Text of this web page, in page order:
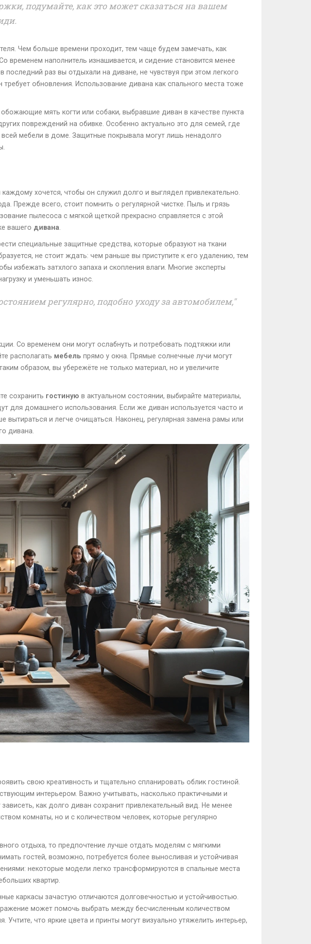
подумайте, как это может сказаться на вашем
Чем больше времени проходит, тем чаще будем замечать, как
временем наполнитель изнашивается, и сидение становится менее
раз вы отдыхали на диване, не чувствуя при этом легкого
обновления. Использование дивана как спального места тоже
мять когти или собаки, выбравшие диван в качестве пункта
повреждений на обивке. Особенно актуально это для семей, где
мебели в доме. Защитные покрывала могут лишь ненадолго
хочется, чтобы он служил долго и выглядел привлекательно.
Прежде всего, стоит помнить о регулярной чистке. Пыль и грязь
пылесоса с мягкой щеткой прекрасно справляется с этой
вашего дивана.
специальные защитные средства, которые образуют на ткани
не стоит ждать: чем раньше вы приступите к его удалению, тем
избежать затхлого запаха и скопления влаги. Многие эксперты
и уменьшать износ.
регулярно, подобно уходу за автомобилем,"
Со временем они могут ослабнуть и потребовать подтяжки или
располагать мебель прямо у окна. Прямые солнечные лучи могут
образом, вы убережёте не только материал, но и увеличите
сохранить гостиную в актуальном состоянии, выбирайте материалы,
для домашнего использования. Если же диван используется часто и
и легче очищаться. Наконец, регулярная замена рамы или
дивана.
свою креативность и тщательно спланировать облик гостиной.
интерьером. Важно учитывать, насколько практичными и
как долго диван сохранит привлекательный вид. Не менее
комнаты, но и с количеством человек, которые регулярно
отдыха, то предпочтение лучше отдать моделям с мягкими
гостей, возможно, потребуется более выносливая и устойчивая
некоторые модели легко трансформируются в спальные места
квартир.
каркасы зачастую отличаются долговечностью и устойчивостью.
может помочь выбрать между бесчисленным количеством
что яркие цвета и принты могут визуально утяжелить интерьер,